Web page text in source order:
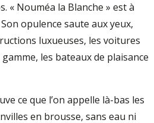
« Nouméa la Blanche » est à
opulence saute aux yeux,
luxueuses, les voitures
les bateaux de plaisance
ce que l’on appelle là­-bas les
en brousse, sans eau ni